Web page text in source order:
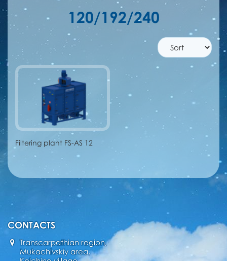
120/192/240
Filtering plant FS-AS 12
CONTACTS
Transcarpathian region,
Mukachivskiy area,